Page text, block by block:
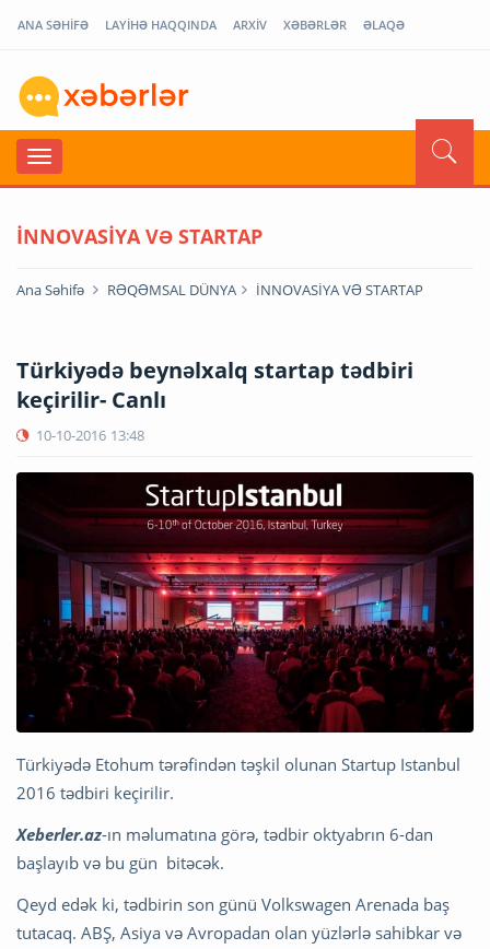
ANA SƏHİFƏ LAYİHƏ HAQQINDA ARXİV XƏBƏRLƏR ƏLAQƏ
İNNOVASİYA VƏ STARTAP
Ana Səhifə RƏQƏMSAL DÜNYA İNNOVASİYA VƏ STARTAP
Türkiyədə beynəlxalq startap tədbiri
keçirilir- Canlı
10-10-2016 13:48
Türkiyədə Etohum tərəfindən təşkil olunan Startup Istanbul
2016 tədbiri keçirilir.
Xeberler.az-ın məlumatına görə, tədbir oktyabrın 6-dan
başlayıb və bu gün bitəcək.
Qeyd edək ki, tədbirin son günü Volkswagen Arenada baş
tutacaq. ABŞ, Asiya və Avropadan olan yüzlərlə sahibkar və